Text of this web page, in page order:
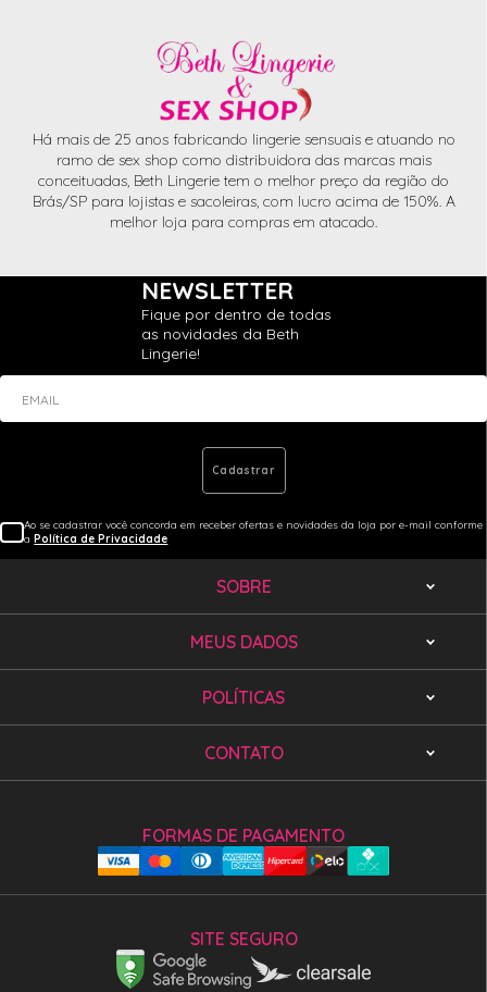
Há mais de 25 anos fabricando lingerie sensuais e atuando no
ramo de sex shop como distribuidora das marcas mais
conceituadas, Beth Lingerie tem o melhor preço da região do
Brás/SP para lojistas e sacoleiras, com lucro acima de 150%. A
melhor loja para compras em atacado.
NEWSLETTER
Fique por dentro de todas
as novidades da Beth
Lingerie!
EMAIL
Cadastrar
Ao se cadastrar você concorda em receber ofertas e novidades da loja por e-mail conforme
a Política de Privacidade
SOBRE
MEUS DADOS
POLÍTICAS
CONTATO
SITE SEGURO
FORMAS DE PAGAMENTO